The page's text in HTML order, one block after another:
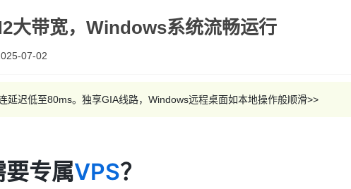
大带宽，Windows系统流畅运行
07-02
延迟低至80ms。独享GIA线路，Windows远程桌面如本地操作般顺滑>>
专属VPS？